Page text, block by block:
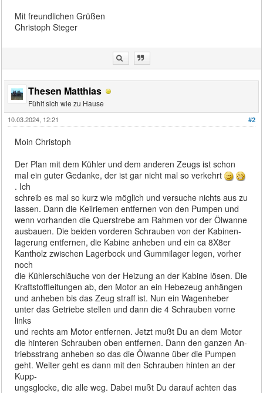
Mit freundlichen Grüßen
Christoph Steger
Thesen Matthias
Fühlt sich wie zu Hause
#2
10.03.2024, 12:21
Moin Christoph
Der Plan mit dem Kühler und dem anderen Zeugs ist schon
mal ein guter Gedanke, der ist gar nicht mal so verkehrt
. Ich
schreib es mal so kurz wie möglich und versuche nichts aus zu
lassen. Dann die Keilriemen entfernen von den Pumpen und
wenn vorhanden die Querstrebe am Rahmen vor der Ölwanne
ausbauen. Die beiden vorderen Schrauben von der Kabinen-
lagerung entfernen, die Kabine anheben und ein ca 8X8er
Kantholz zwischen Lagerbock und Gummilager legen, vorher
noch
die Kühlerschläuche von der Heizung an der Kabine lösen. Die
Kraftstoffleitungen ab, den Motor an ein Hebezeug anhängen
und anheben bis das Zeug straff ist. Nun ein Wagenheber
unter das Getriebe stellen und dann die 4 Schrauben vorne
links
und rechts am Motor entfernen. Jetzt mußt Du an dem Motor
die hinteren Schrauben oben entfernen. Dann den ganzen An-
triebsstrang anheben so das die Ölwanne über die Pumpen
geht. Weiter geht es dann mit den Schrauben hinten an der
Kupp-
ungsglocke, die alle weg. Dabei mußt Du darauf achten das